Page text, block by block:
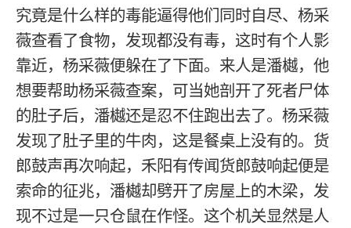
究竟是什么样的毒能逼得他们同时自尽、杨采
薇查看了食物，发现都没有毒，这时有个人影
靠近，杨采薇便躲在了下面。来人是潘樾，他
想要帮助杨采薇查案，可当她剖开了死者尸体
的肚子后，潘樾还是忍不住跑出去了。杨采薇
发现了肚子里的牛肉，这是餐桌上没有的。货
郎鼓声再次响起，禾阳有传闻货郎鼓响起便是
索命的征兆，潘樾却劈开了房屋上的木梁，发
现不过是一只仓鼠在作怪。这个机关显然是人